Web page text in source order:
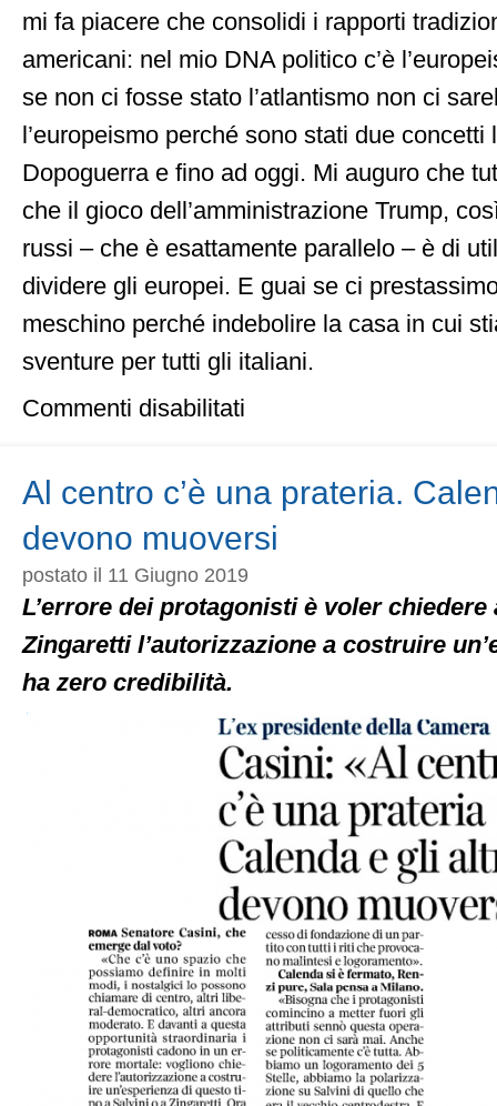
mi fa piacere che consolidi i rapporti
americani: nel mio DNA politico c’è
se non ci fosse stato l’atlantismo non ci
l’europeismo perché sono stati due concetti
Dopoguerra e fino ad oggi. Mi auguro che
che il gioco dell’amministrazione Trump,
russi – che è esattamente parallelo – è di
dividere gli europei. E guai se ci
meschino perché indebolire la casa in cui
sventure per tutti gli italiani.
Commenti disabilitati
di
e
voto
continentale,
avanti
col
Al centro c’è una prateria.
devono muoversi
postato il 11 Giugno 2019
L’errore dei protagonisti è voler chiedere
Zingaretti l’autorizzazione a costruire
ha zero credibilità.